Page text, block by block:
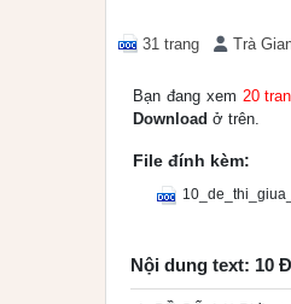
31 trang Trà
Bạn đang xem 20
Download ở trên.
File đính kèm:
Nội dung text: 10